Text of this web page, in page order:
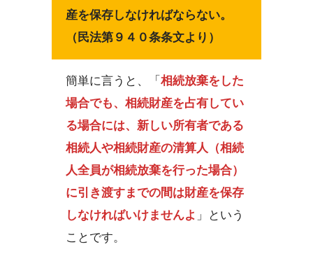
産を保存しなければならない。
（民法第９４０条条文より）
簡単に言うと、「 相続放棄をした
場合でも、相続財産を占有してい
る場合には、新しい所有者である
相続人や相続財産の清算人（相続
人全員が相続放棄を行った場合）
に引き渡すまでの間は財産を保存
しなければいけませんよ 」という
ことです。